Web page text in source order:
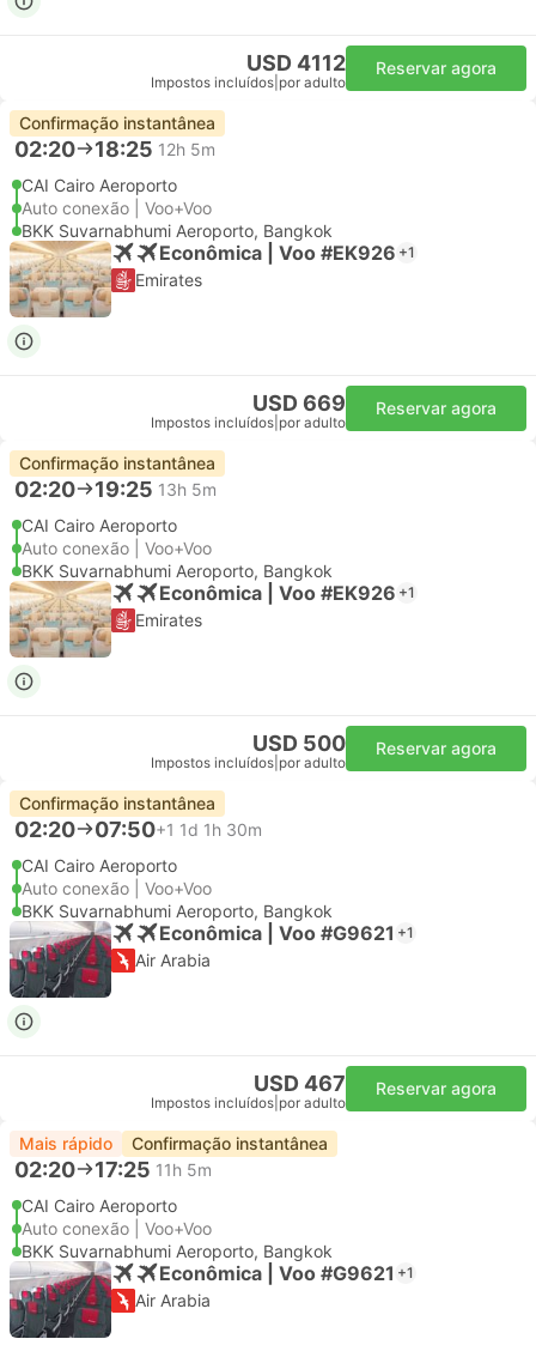
USD 4112
Impostos incluídos por adulto
Reservar agora
Confirmação instantânea
02:20 18:25 12h 5m
CAI Cairo Aeroporto
Auto conexão | Voo+Voo
BKK Suvarnabhumi Aeroporto, Bangkok
Econômica | Voo #EK926 +1
Emirates
USD 669
Impostos incluídos por adulto
Reservar agora
Confirmação instantânea
02:20 19:25 13h 5m
CAI Cairo Aeroporto
Auto conexão | Voo+Voo
BKK Suvarnabhumi Aeroporto, Bangkok
Econômica | Voo #EK926 +1
Emirates
USD 500
Impostos incluídos por adulto
Reservar agora
Confirmação instantânea
02:20 07:50+1 1d 1h 30m
CAI Cairo Aeroporto
Auto conexão | Voo+Voo
BKK Suvarnabhumi Aeroporto, Bangkok
Econômica | Voo #G9621 +1
Air Arabia
USD 467
Impostos incluídos por adulto
Reservar agora
Mais rápido Confirmação instantânea
02:20 17:25 11h 5m
CAI Cairo Aeroporto
Auto conexão | Voo+Voo
BKK Suvarnabhumi Aeroporto, Bangkok
Econômica | Voo #G9621 +1
Air Arabia